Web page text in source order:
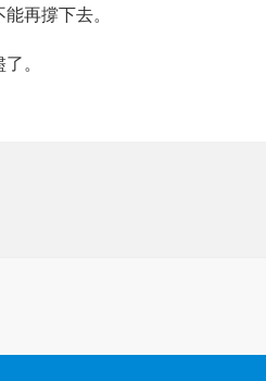
再撐下去。
。